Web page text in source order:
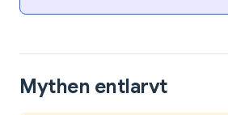
Mythen entlarvt